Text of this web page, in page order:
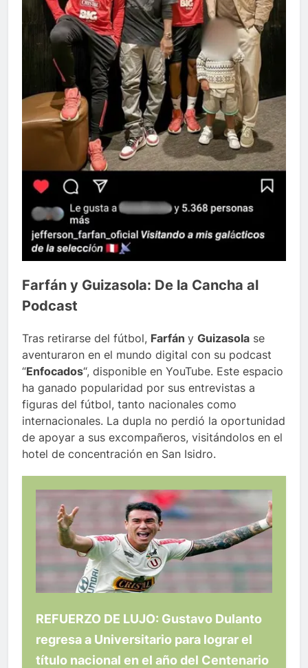
Farfán y Guizasola: De la Cancha al
Podcast
Tras retirarse del fútbol, Farfán y Guizasola se
aventuraron en el mundo digital con su podcast
“Enfocados“, disponible en YouTube. Este espacio
ha ganado popularidad por sus entrevistas a
figuras del fútbol, tanto nacionales como
internacionales. La dupla no perdió la oportunidad
de apoyar a sus excompañeros, visitándolos en el
hotel de concentración en San Isidro.
REFUERZO DE LUJO: Gustavo Dulanto
regresa a Universitario para lograr el
título nacional en el año del Centenario